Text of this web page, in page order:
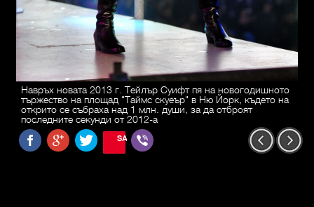
Навръх новата 2013 г. Тейлър Суифт пя на новогодишното
тържество на площад "Таймс скуеър" в Ню Йорк, където на
открито се събраха над 1 млн. души, за да отброят
последните секунди от 2012-а
SAVE